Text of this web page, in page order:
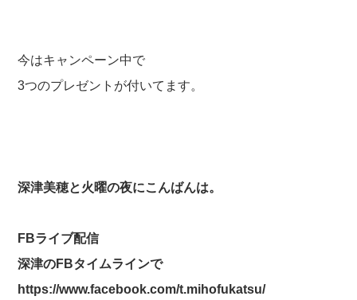
今はキャンペーン中で
3つのプレゼントが付いてます。
深津美穂と火曜の夜にこんばんは。
FBライブ配信
深津のFBタイムラインで
https://www.facebook.com/t.mihofukatsu/